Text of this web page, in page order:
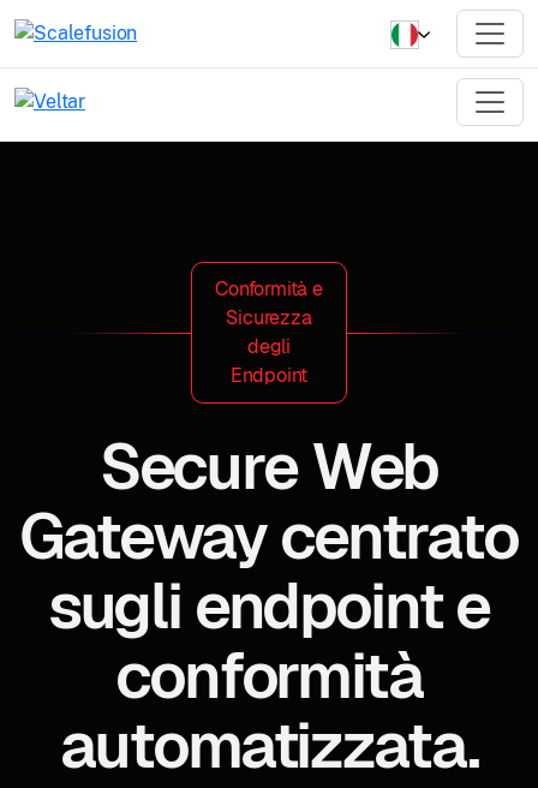
Conformità e
Sicurezza
degli
Endpoint
Secure Web
Gateway centrato
sugli endpoint e
conformità
automatizzata.